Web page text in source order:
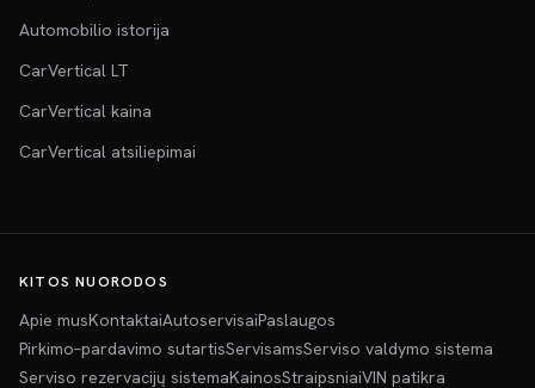
Automobilio istorija
CarVertical LT
CarVertical kaina
CarVertical atsiliepimai
KITOS NUORODOS
Apie musKontaktaiAutoservisaiPaslaugos
Pirkimo–pardavimo sutartisServisamsServiso valdymo sistema
Serviso rezervacijų sistemaKainosStraipsniaiVIN patikra